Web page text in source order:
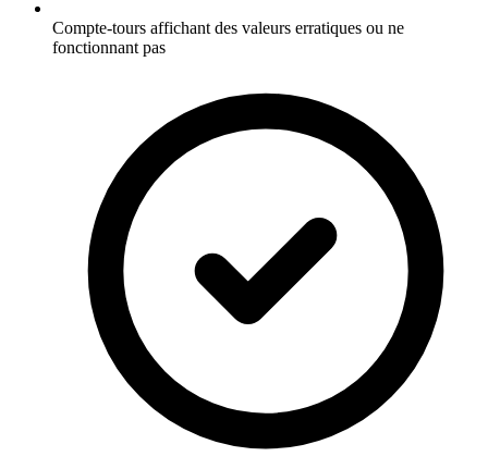
Compte-tours affichant des valeurs erratiques ou ne
fonctionnant pas